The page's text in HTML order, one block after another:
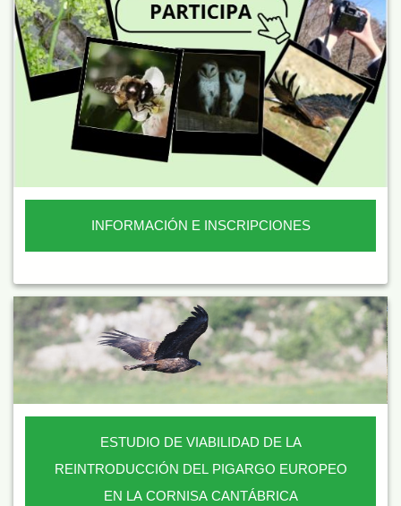
INFORMACIÓN E INSCRIPCIONES
ESTUDIO DE VIABILIDAD DE LA
REINTRODUCCIÓN DEL PIGARGO EUROPEO
EN LA CORNISA CANTÁBRICA